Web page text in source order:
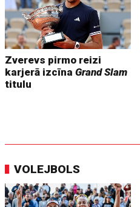
Zverevs pirmo reizi
karjerā izcīnaGrand Slam
titulu
VOLEJBOLS